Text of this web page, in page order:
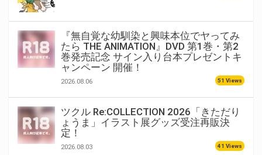
『無自覚な幼馴染と興味本位でヤってみ
たら THE ANIMATION』DVD 第1巻・第2
巻発売記念 サイン入り台本プレゼントキ
ャンペーン 開催！
2026.08.06 51 Views
ツクル Re:COLLECTION 2026「きただり
ょうま」イラスト展グッズ受注再販決
定！
2026.08.03 41 Views